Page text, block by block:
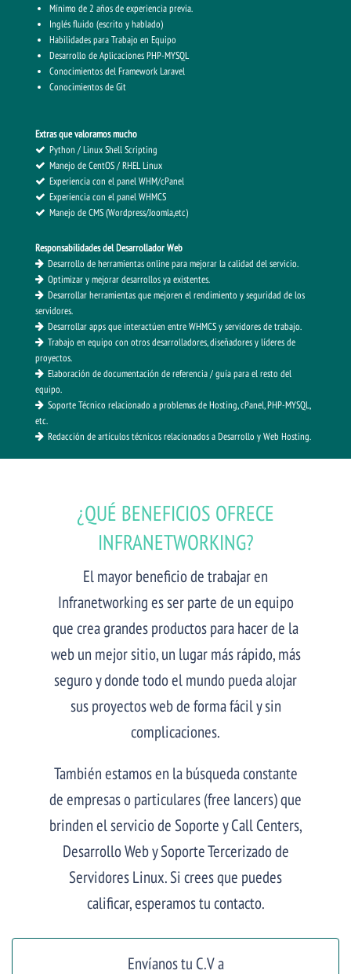
Mínimo de 2 años de experiencia previa.
Inglés fluido (escrito y hablado)
Habilidades para Trabajo en Equipo
Desarrollo de Aplicaciones PHP-MYSQL
Conocimientos del Framework Laravel
Conocimientos de Git
Extras que valoramos mucho
Python / Linux Shell Scripting
Manejo de CentOS / RHEL Linux
Experiencia con el panel WHM/cPanel
Experiencia con el panel WHMCS
Manejo de CMS (Wordpress/Joomla,etc)
Responsabilidades del Desarrollador Web
Desarrollo de herramientas online para mejorar la calidad del servicio.
Optimizar y mejorar desarrollos ya existentes.
Desarrollar herramientas que mejoren el rendimiento y seguridad de los
servidores.
Desarrollar apps que interactúen entre WHMCS y servidores de trabajo.
Trabajo en equipo con otros desarrolladores, diseñadores y líderes de
proyectos.
Elaboración de documentación de referencia / guía para el resto del
equipo.
Soporte Técnico relacionado a problemas de Hosting, cPanel, PHP-MYSQL,
etc.
Redacción de artículos técnicos relacionados a Desarrollo y Web Hosting.
¿QUÉ BENEFICIOS OFRECE
INFRANETWORKING?
El mayor beneficio de trabajar en
Infranetworking es ser parte de un equipo
que crea grandes productos para hacer de la
web un mejor sitio, un lugar más rápido, más
seguro y donde todo el mundo pueda alojar
sus proyectos web de forma fácil y sin
complicaciones.
También estamos en la búsqueda constante
de empresas o particulares (free lancers) que
brinden el servicio de Soporte y Call Centers,
Desarrollo Web y Soporte Tercerizado de
Servidores Linux. Si crees que puedes
calificar, esperamos tu contacto.
Envíanos tu C.V a